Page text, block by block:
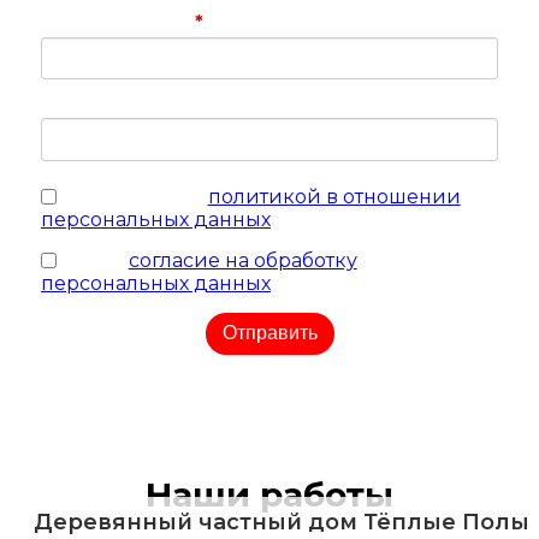
*
политикой в отношении
персональных данных
согласие на обработку
персональных данных
Отправить
Наши работы
Деревянный частный дом Тёплые Полы